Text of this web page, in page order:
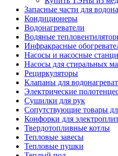
Запасные части для
Кондиционеры
Водонагреватели
Водяные
Инфракрасные
Насосы и насосные
Насосы для стиральных
Рециркуляторы
Клапаны для
Электрические
Сушилки для рук
Сопутствующие товары
Конфорки для
Твердотопливные котлы
Тепловые завесы
Тепловые пушки